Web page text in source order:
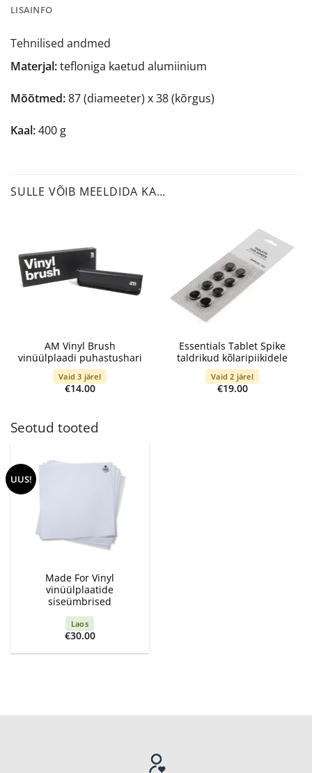
LISAINFO
Tehnilised andmed
Materjal:tefloniga kaetud alumiinium
Mõõtmed:87 (diameeter) x 38 (kõrgus)
Kaal:400 g
SULLE VÕIB MEELDIDA KA…
AM Vinyl Brush
vinüülplaadi puhastushari
Vaid 3 järel
€14.00
Essentials Tablet Spike
taldrikud kõlaripiikidele
Vaid 2 järel
€19.00
Seotud tooted
UUS!
Made For Vinyl
vinüülplaatide
siseümbrised
Laos
€30.00